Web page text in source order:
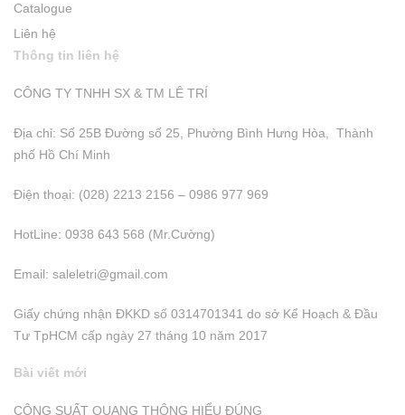
Catalogue
Liên hệ
Thông tin liên hệ
CÔNG TY TNHH SX & TM LÊ TRÍ
Địa chỉ: Số 25B Đường số 25, Phường Bình Hưng Hòa, Thành
phố Hồ Chí Minh
Điện thoại: (028) 2213 2156 – 0986 977 969
HotLine: 0938 643 568 (Mr.Cường)
Email: saleletri@gmail.com
Giấy chứng nhận ĐKKD số 0314701341 do sở Kể Hoạch & Đầu
Tư TpHCM cấp ngày 27 tháng 10 năm 2017
Bài viết mới
CÔNG SUẤT QUANG THÔNG HIỂU ĐÚNG